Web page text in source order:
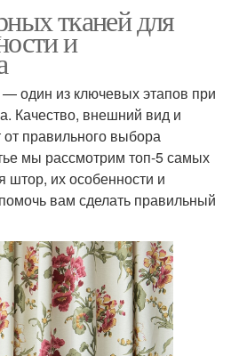
тканей для
и
один из ключевых этапов при
Качество, внешний вид и
от правильного выбора
мы рассмотрим топ-5 самых
штор, их особенности и
вам сделать правильный